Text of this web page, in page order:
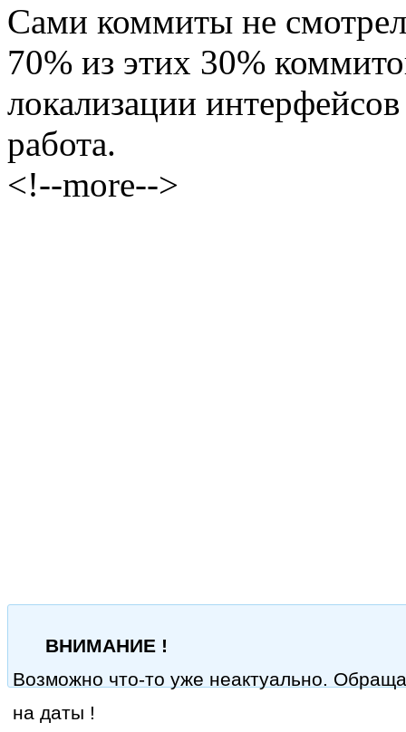
Сами коммиты не
70% из этих 30%
локализации
работа.
<!--more-->
ВНИМАНИЕ !
Возможно что-то уже неактуально.
на даты !